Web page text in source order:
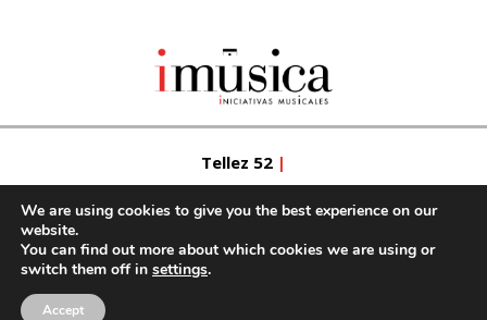
Tellez 52 |
28007 Madrid |
Ph.: +34 91 506 15 31
We are using cookies to give you the best experience on our
website.
You can find out more about which cookies we are using or
switch them off in settings.
Accept